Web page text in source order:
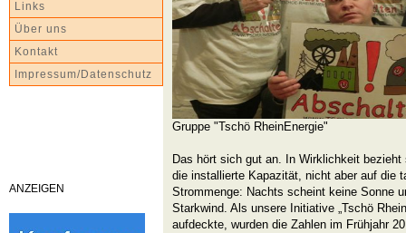
Links
Über uns
Kontakt
Impressum/Datenschutz
ANZEIGEN
Gruppe "Tschö RheinEnergie"
Das hört sich gut an. In Wirklichkeit
die installierte Kapazität, nicht aber auf die
Strommenge: Nachts scheint keine Sonne
Starkwind. Als unsere Initiative „Tschö
aufdeckte, wurden die Zahlen im Frühjahr